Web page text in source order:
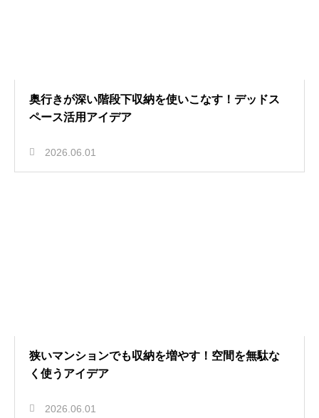
奥行きが深い階段下収納を使いこなす！デッドス
ペース活用アイデア
2026.06.01
狭いマンションでも収納を増やす！空間を無駄な
く使うアイデア
2026.06.01